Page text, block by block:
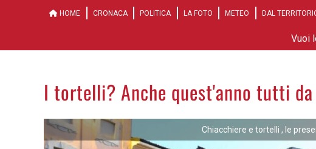
HOME CRONACA POLITICA LA FOTO METEO DAL
Vuoi
I tortelli? Anche quest'anno tutti
Chiacchiere e tortelli , le